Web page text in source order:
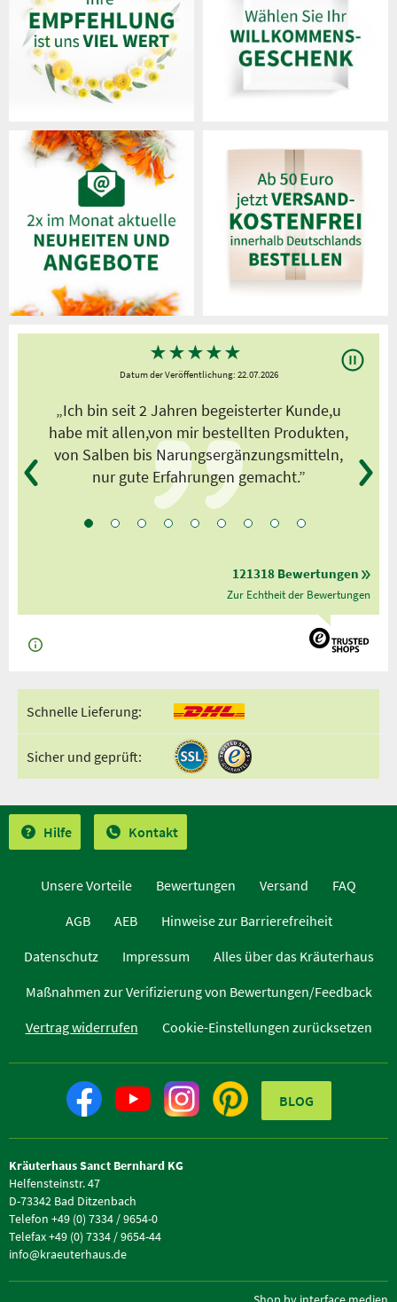
★★★★★
Datum der Veröffentlichung: 22.07.2026
„Ich bin seit 2 Jahren begeisterter Kunde,u
habe mit allen,von mir bestellten Produkten,
von Salben bis Narungsergänzungsmitteln,
nur gute Erfahrungen gemacht.”
121318 Bewertungen
Zur Echtheit der Bewertungen
Schnelle Lieferung:
Sicher und geprüft:
Hilfe Kontakt
Unsere Vorteile Bewertungen Versand
FAQ
AGB
AEB
Hinweise zur Barrierefreiheit
Datenschutz
Impressum
Alles über das Kräuterhaus
Maßnahmen zur Verifizierung von Bewertungen/Feedback
Vertrag widerrufen
Cookie-Einstellungen zurücksetzen
BLOG
Kräuterhaus Sanct Bernhard KG
Helfensteinstr. 47
D-73342 Bad Ditzenbach
Telefon +49 (0) 7334 / 9654-0
Telefax +49 (0) 7334 / 9654-44
info@kraeuterhaus.de